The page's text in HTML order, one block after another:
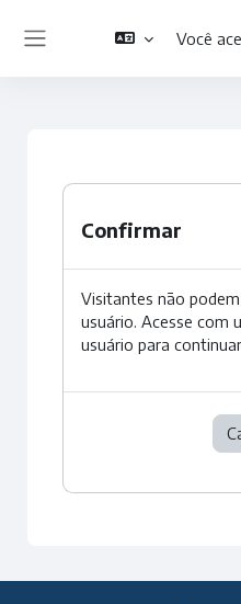
Você
Confirmar
Visitantes não
usuário. Acesse com
usuário para